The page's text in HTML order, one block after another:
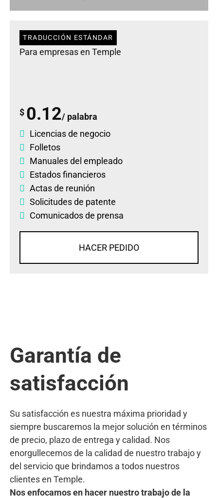
TRADUCCIÓN ESTÁNDAR
Para empresas en Temple
$ 0.12/ palabra
Licencias de negocio
Folletos
Manuales del empleado
Estados financieros
Actas de reunión
Solicitudes de patente
Comunicados de prensa
HACER PEDIDO
Garantía de
satisfacción
Su satisfacción es nuestra máxima prioridad y
siempre buscaremos la mejor solución en términos
de precio, plazo de entrega y calidad. Nos
enorgullecemos de la calidad de nuestro trabajo y
del servicio que brindamos a todos nuestros
clientes en Temple.
Nos enfocamos en hacer nuestro trabajo de la